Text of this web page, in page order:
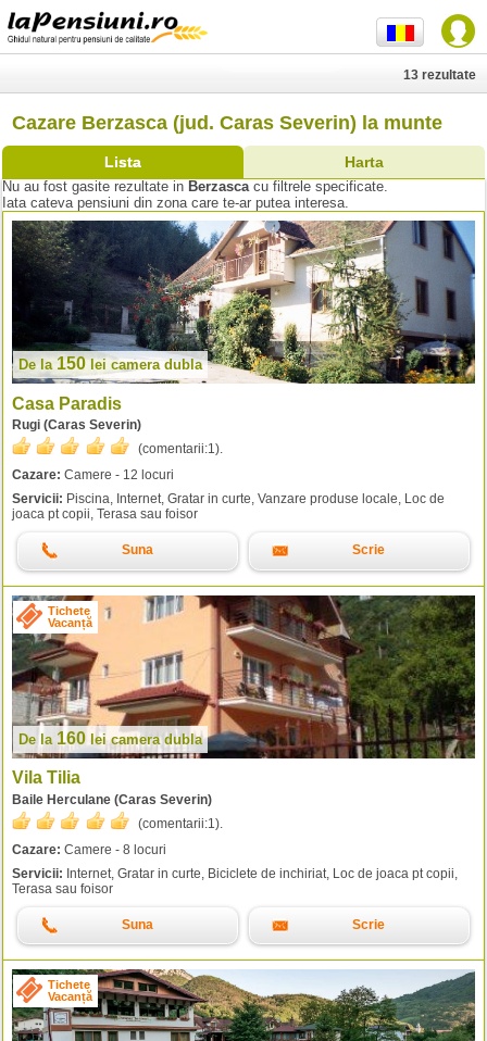
Cazare Berzasca (jud. Caras Severin) la munte
Lista Harta
13 rezultate
Nu au fost gasite rezultate in Berzascacu filtrele specificate.
Iata cateva pensiuni din zona care te-ar putea interesa.
De la 150 lei camera dubla
Casa Paradis
Rugi (Caras Severin)
(comentarii:1).
Cazare: Camere - 12 locuri
Servicii: Piscina, Internet, Gratar in curte, Vanzare produse locale, Loc de
joaca pt copii, Terasa sau foisor
Suna Scrie
Tichete
Vacanță
De la 160 lei camera dubla
Vila Tilia
Baile Herculane (Caras Severin)
(comentarii:1 ).
Cazare: Camere - 8 locuri
Servicii: Internet, Gratar in curte, Biciclete de inchiriat, Loc de joaca pt copii,
Terasa sau foisor
Suna Scrie
Tichete
Vacanță